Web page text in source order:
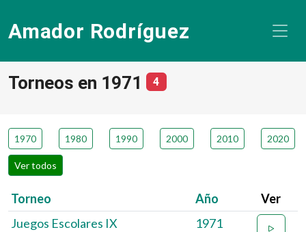
Amador Rodríguez
Torneos en 1971 4número de torneos
1970 1980 1990 2000 2010 2020
Ver todos
Torneo Año
Ver
Juegos Escolares IX
1971